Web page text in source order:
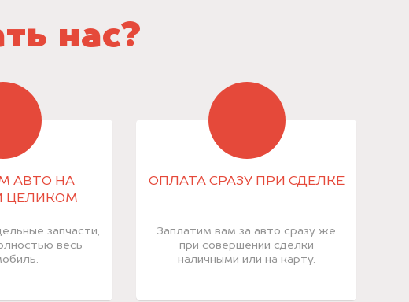
нас?
АВТО НА
ЦЕЛИКОМ
запчасти,
весь
ОПЛАТА СРАЗУ ПРИ СДЕЛКЕ
Заплатим вам за авто сразу же
при совершении сделки
наличными или на карту.